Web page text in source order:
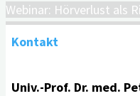
Webinar: Hörverlust als
Kontakt
Univ.-Prof. Dr. med.